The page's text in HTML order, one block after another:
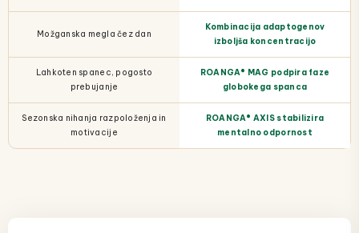
Možganska megla čez dan
Kombinacija adaptogenov
izboljša koncentracijo
Lahkoten spanec, pogosto
prebujanje
ROANGA® MAG podpira faze
globokega spanca
Sezonska nihanja razpoloženja in
motivacije
ROANGA® AXIS stabilizira
mentalno odpornost